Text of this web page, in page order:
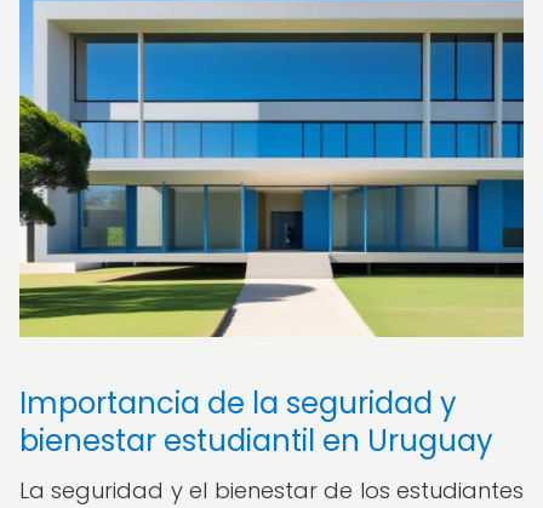
Importancia de la seguridad y
bienestar estudiantil en Uruguay
La seguridad y el bienestar de los estudiantes